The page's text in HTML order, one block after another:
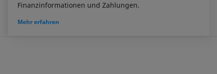
Finanzinformationen und Zahlungen.
Mehr erfahren